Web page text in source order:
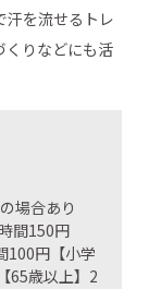
汗を流せるトレ
くりなどにも活
場合あり
間150円
100円【小学
65歳以上】2